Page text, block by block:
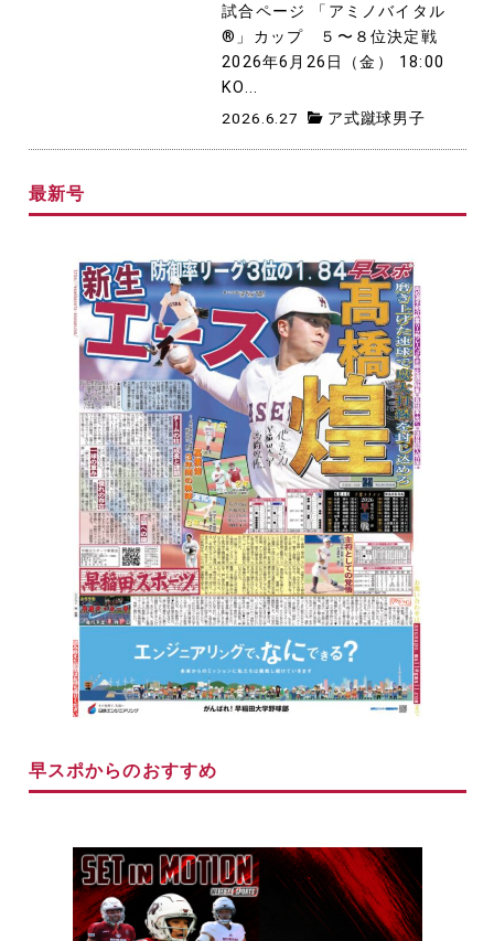
試合ページ 「アミノバイタル
®」カップ ５〜８位決定戦
2026年6月26日（金） 18:00
KO...
2026.6.27 ア式蹴球男子
最新号
早スポからのおすすめ